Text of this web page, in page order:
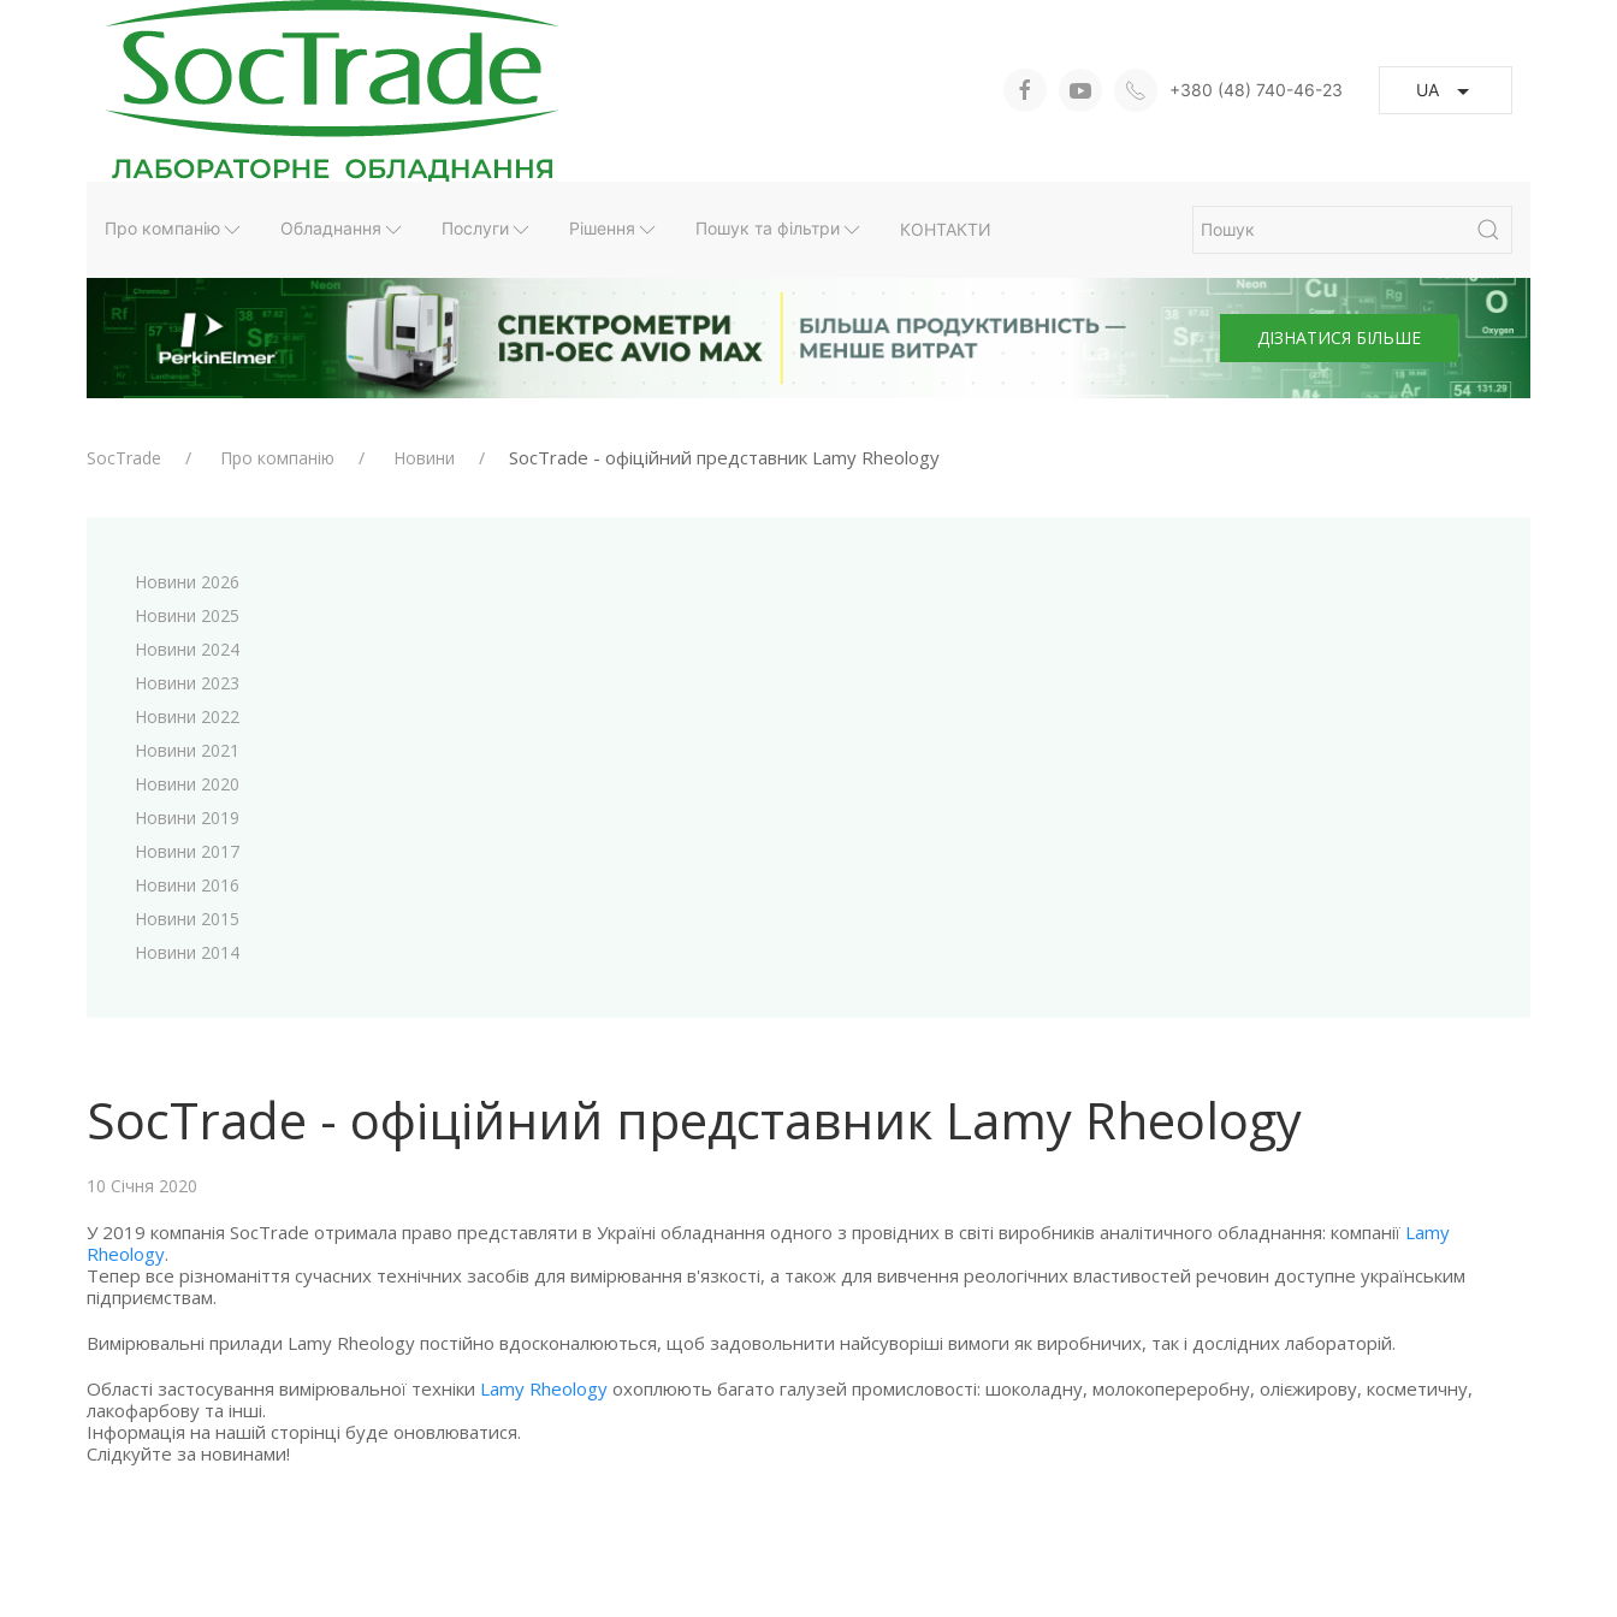
+380 (48) 740-46-23 UA
Про компанію Обладнання Послуги Рішення Пошук та фільтри КОНТАКТИ
ДІЗНАТИСЯ БІЛЬШЕ
SocTrade Про компанію Новини SocTrade - офіційний представник Lamy Rheology
Новини 2026
Новини 2025
Новини 2024
Новини 2023
Новини 2022
Новини 2021
Новини 2020
Новини 2019
Новини 2017
Новини 2016
Новини 2015
Новини 2014
SocTrade - офіційний представник Lamy Rheology
10 Січня 2020
У 2019 компанія SocTrade отримала право представляти в Україні обладнання одного з провідних в світі виробників аналітичного обладнання: компанії Lamy
Rheology.
Тепер все різноманіття сучасних технічних засобів для вимірювання в'язкості, а також для вивчення реологічних властивостей речовин доступне українським
підприємствам.
Вимірювальні прилади Lamy Rheology постійно вдосконалюються, щоб задовольнити найсуворіші вимоги як виробничих, так і дослідних лабораторій.
Області застосування вимірювальної техніки Lamy Rheology охоплюють багато галузей промисловості: шоколадну, молокопереробну, олієжирову, косметичну,
лакофарбову та інші.
Інформація на нашій сторінці буде оновлюватися.
Слідкуйте за новинами!